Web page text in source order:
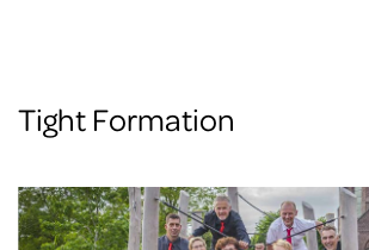
Tight Formation